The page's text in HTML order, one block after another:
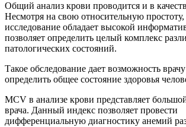
Общий анализ крови проводится и в
Несмотря на свою относительную
исследование обладает высокой
позволяет определить целый комплекс
патологических состояний.
Такое обследование дает возможность
определить общее состояние здоровья
MCV в анализе крови представляет
врача. Данный индекс позволяет провести
дифференциальную диагностику анемий